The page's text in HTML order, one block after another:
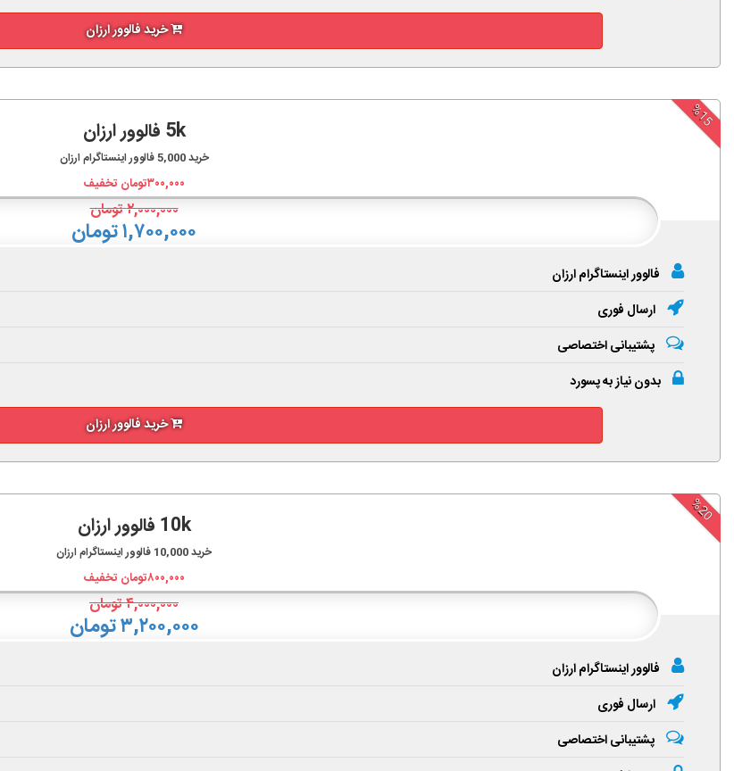
خرید فالوور ارزان
%15
5k فالوور ارزان
خرید5,000فالوور اینستاگرام ارزان
۳۰۰,۰۰۰تومان تخفیف
۲,۰۰۰,۰۰۰تومان
۱,۷۰۰,۰۰۰ تومان
فالوور اینستاگرام ارزان
ارسال فوری
پشتیبانی اختصاصی
بدون نیاز به پسورد
خرید فالوور ارزان
%20
10k فالوور ارزان
خرید10,000 فالوور اینستاگرام ارزان
۸۰۰,۰۰۰تومان تخفیف
۴,۰۰۰,۰۰۰تومان
۳,۲۰۰,۰۰۰ تومان
فالوور اینستاگرام ارزان
ارسال فوری
پشتیبانی اختصاصی